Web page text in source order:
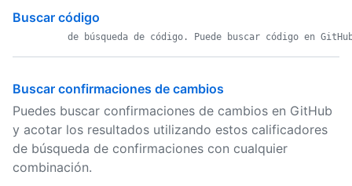
Buscar código
Buscar confirmaciones de cambios
Puedes buscar confirmaciones de cambios en GitHub
y acotar los resultados utilizando estos calificadores
de búsqueda de confirmaciones con cualquier
combinación.